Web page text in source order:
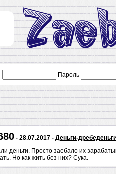
Пароль
- 28.07.2017 - Деньги-дребеденьги
деньги. Просто заебало их
Но как жить без них? Сука.